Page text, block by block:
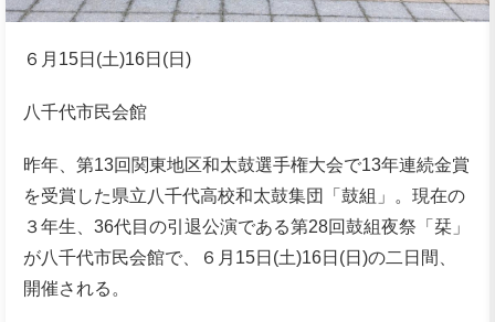
６月15日(土)16日(日)
八千代市民会館
昨年、第13回関東地区和太鼓選手権大会で13年連続金賞
を受賞した県立八千代高校和太鼓集団「鼓組」。現在の
３年生、36代目の引退公演である第28回鼓組夜祭「栞」
が八千代市民会館で、６月15日(土)16日(日)の二日間、
開催される。